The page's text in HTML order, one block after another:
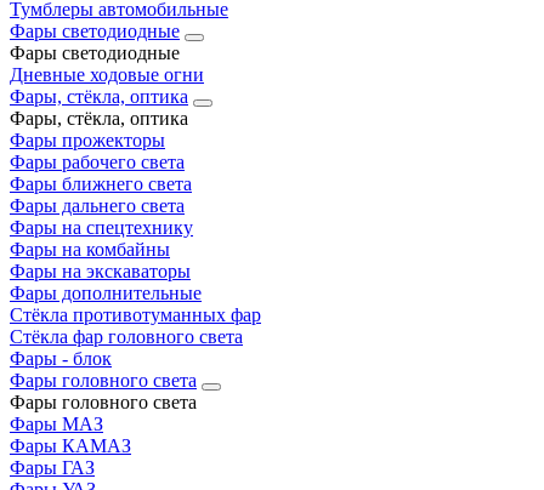
Тумблеры автомобильные
Фары светодиодные
Фары светодиодные
Дневные ходовые огни
Фары, стёкла, оптика
Фары, стёкла, оптика
Фары прожекторы
Фары рабочего света
Фары ближнего света
Фары дальнего света
Фары на спецтехнику
Фары на комбайны
Фары на экскаваторы
Фары дополнительные
Стёкла противотуманных фар
Стёкла фар головного света
Фары - блок
Фары головного света
Фары головного света
Фары МАЗ
Фары КАМАЗ
Фары ГАЗ